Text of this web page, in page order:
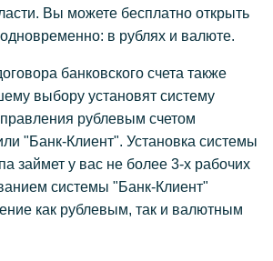
Вы можете бесплатно открыть
одновременно: в рублях и валюте.
банковского счета также
выбору установят систему
рублевым счетом
"Банк-Клиент". Установка системы
займет у вас не более 3-х рабочих
системы "Банк-Клиент"
как рублевым, так и валютным